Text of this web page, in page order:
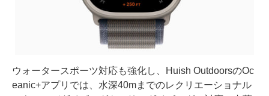
ウォータースポーツ対応も強化し、Huish OutdoorsのOc
eanic+アプリでは、水深40mまでのレクリエーショナル